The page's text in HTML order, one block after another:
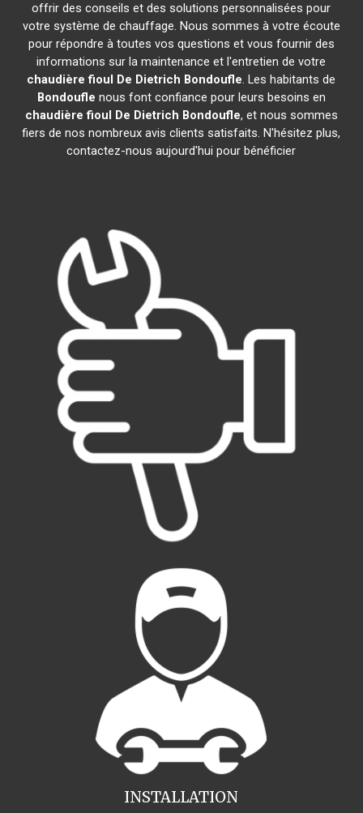
offrir des conseils et des solutions personnalisées pour
votre système de chauffage. Nous sommes à votre écoute
pour répondre à toutes vos questions et vous fournir des
informations sur la maintenance et l'entretien de votre
chaudière fioul De Dietrich Bondoufle. Les habitants de
Bondoufle nous font confiance pour leurs besoins en
chaudière fioul De Dietrich Bondoufle, et nous sommes
fiers de nos nombreux avis clients satisfaits. N'hésitez plus,
contactez-nous aujourd'hui pour bénéficier
INSTALLATION